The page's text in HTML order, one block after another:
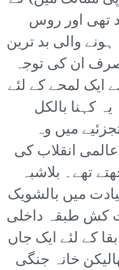
تھی اور روس
والی بد ترین
ان کی توجہ
لمحے کے لئے
کہنا بالکل
میں وہ
انقلاب کی
تھے۔ بلاشبہ
میں بالشویک
کش طبقہ داخلی
کے لئے ایک جاں
خانہ جنگی